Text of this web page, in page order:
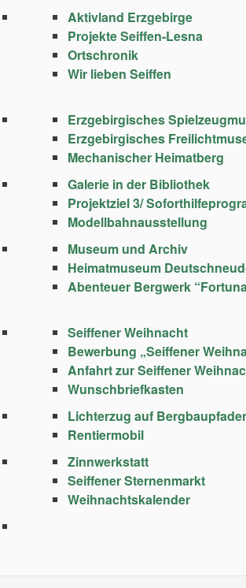
Aktivland Erzgebirge
Projekte Seiffen-Lesna
Ortschronik
Wir lieben Seiffen
Erzgebirgisches
Erzgebirgisches
Mechanischer Heimatberg
Galerie in der Bibliothek
Projektziel 3/
Modellbahnausstellung
Museum und Archiv
Heimatmuseum
Abenteuer Bergwerk
Seiffener Weihnacht
Bewerbung „Seiffener
Anfahrt zur Seiffener
Wunschbriefkasten
Lichterzug auf
Rentiermobil
Zinnwerkstatt
Seiffener Sternenmarkt
Weihnachtskalender